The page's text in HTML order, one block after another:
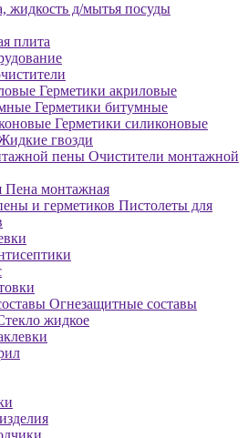
жидкость д/мытья посуды
плита
Герметики акриловые
Герметики битумные
Герметики силиконовые
гвозди
Очистители монтажной
Пена монтажная
Пистолеты для
Огнезащитные составы
жидкое